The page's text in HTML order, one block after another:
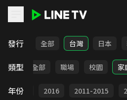
發行 全部 台灣 日本
類型 全部 職場 校園 家
年份
2017 2016 2011-2015